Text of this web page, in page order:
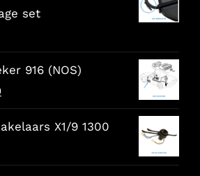
set
916 (NOS)
Der
aktuelle
Preis
X1/9 1300